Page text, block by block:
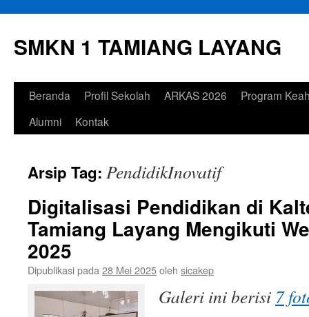
isi
SMKN 1 TAMIANG LAYANG
Beranda Profil Sekolah ARKAS 2026
Program
Alumni
Kontak
Arsip Tag: PendidikInovatif
Digitalisasi Pendidikan di
Tamiang Layang Mengikuti
2025
Dipublikasi pada 28 Mei 2025oleh sicakep
Galeri ini berisi 7